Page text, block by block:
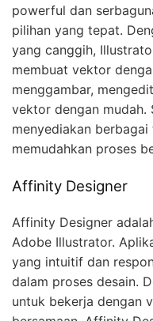
powerful dan
pilihan yang tepat.
yang canggih,
membuat vektor
menggambar,
vektor dengan mudah.
menyediakan
memudahkan proses
Affinity Designer
Affinity Designer
Adobe Illustrator.
yang intuitif dan
dalam proses desain.
untuk bekerja dengan